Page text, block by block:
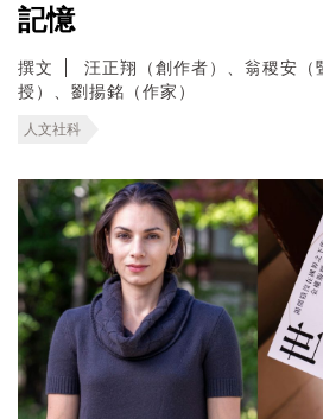
記憶
撰文
汪正翔（創作者）、翁稷安（
授）、劉揚銘（作家）
人文社科